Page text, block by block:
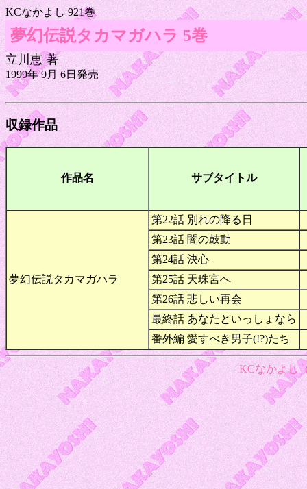
KCなかよし 921巻
夢幻伝説タカマガハラ 5巻
立川恵 著
1999年 9月 6日発売
収録作品
作品名 サブタイトル
夢幻伝説タカマガハラ
第22話 別れの降る日
第23話 闇の鼓動
第24話 決心
第25話 天珠宮へ
第26話 悲しい再会
最終話 あなたといっしょなら
番外編 愛すべき男子(!?)たち
KCなかよし